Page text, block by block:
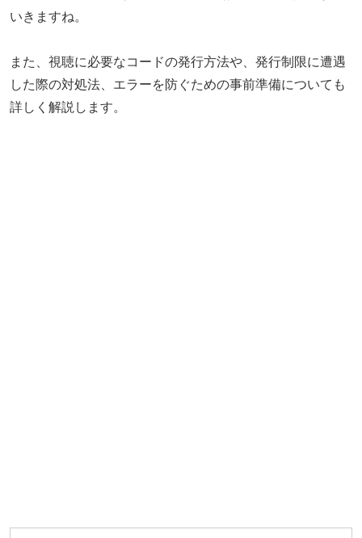
いきますね。
また、視聴に必要なコードの発行方法や、発行制限に遭遇
した際の対処法、エラーを防ぐための事前準備についても
詳しく解説します。